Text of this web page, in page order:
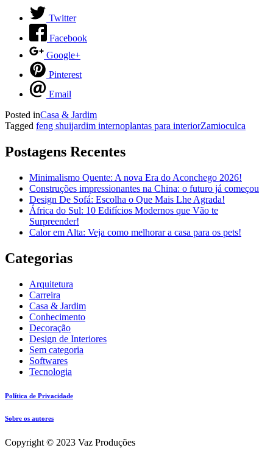
Twitter
Facebook
Google+
Pinterest
Email
Posted inCasa & Jardim
Tagged feng shuijardim internoplantas para interiorZamioculca
Postagens Recentes
Minimalismo Quente: A nova Era do Aconchego 2026!
Construções impressionantes na China: o futuro já começou
Design De Sofá: Escolha o Que Mais Lhe Agrada!
África do Sul: 10 Edifícios Modernos que Vão te
Surpreender!
Calor em Alta: Veja como melhorar a casa para os pets!
Categorias
Arquitetura
Carreira
Casa & Jardim
Conhecimento
Decoração
Design de Interiores
Sem categoria
Softwares
Tecnologia
Política de Privacidade
Sobre os autores
Copyright © 2023 Vaz Produções